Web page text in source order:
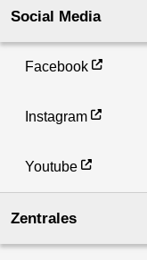
Social Media
Facebook
Instagram
Youtube
Zentrales